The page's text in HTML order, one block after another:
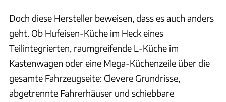
Doch diese Hersteller beweisen, dass es auch anders
geht. Ob Hufeisen-Küche im Heck eines
Teilintegrierten, raumgreifende L-Küche im
Kastenwagen oder eine Mega-Küchenzeile über die
gesamte Fahrzeugseite: Clevere Grundrisse,
abgetrennte Fahrerhäuser und schiebbare